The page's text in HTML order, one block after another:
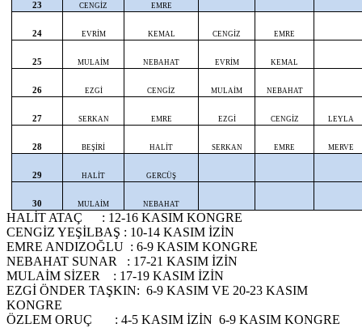
23 CENGİZ EMRE
24 EVRİM KEMAL CENGİZ EMRE
25 MULAİM NEBAHAT EVRİM KEMAL
26 EZGİ CENGİZ MULAİM NEBAHAT
27 SERKAN EMRE EZGİ CENGİZ LEYLA
28 BEŞİRİ HALİT SERKAN EMRE MERVE
29 HALİT GERCÜŞ
30 MULAİM NEBAHAT
HALİT ATAÇ : 12-16 KASIM KONGRE
CENGİZ YEŞİLBAŞ : 10-14 KASIM İZİN
EMRE ANDIZOĞLU : 6-9 KASIM KONGRE
NEBAHAT SUNAR : 17-21 KASIM İZİN
MULAİM SİZER : 17-19 KASIM İZİN
EZGİ ÖNDER TAŞKIN: 6-9 KASIM VE 20-23 KASIM
KONGRE
ÖZLEM ORUÇ : 4-5 KASIM İZİN 6-9 KASIM KONGRE